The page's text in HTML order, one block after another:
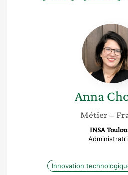
Anna
Métier–
INSA
Innovation